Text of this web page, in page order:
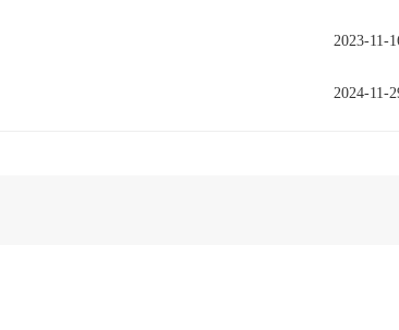
2023-11-
2024-11-